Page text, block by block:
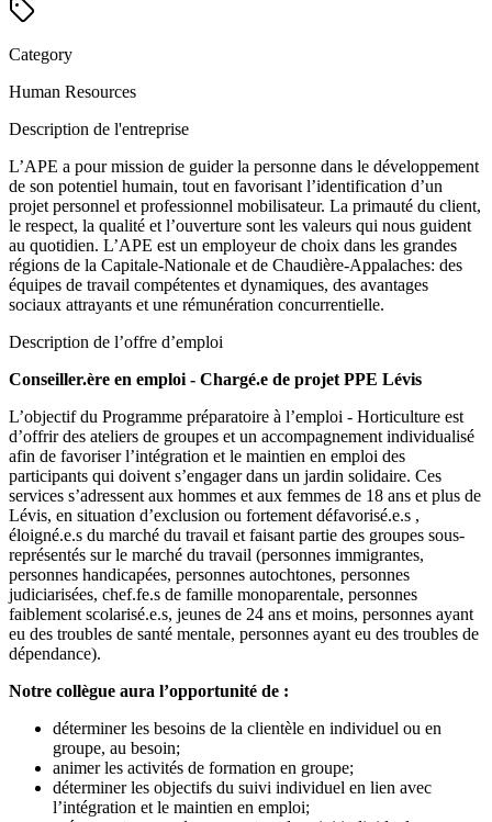
Category
Human Resources
Description de l'entreprise
L’APE a pour mission de guider la personne dans le développement
de son potentiel humain, tout en favorisant l’identification d’un
projet personnel et professionnel mobilisateur. La primauté du client,
le respect, la qualité et l’ouverture sont les valeurs qui nous guident
au quotidien. L’APE est un employeur de choix dans les grandes
régions de la Capitale-Nationale et de Chaudière-Appalaches: des
équipes de travail compétentes et dynamiques, des avantages
sociaux attrayants et une rémunération concurrentielle.
Description de l’offre d’emploi
Conseiller.ère en emploi - Chargé.e de projet PPE Lévis
L’objectif du Programme préparatoire à l’emploi - Horticulture est
d’offrir des ateliers de groupes et un accompagnement individualisé
afin de favoriser l’intégration et le maintien en emploi des
participants qui doivent s’engager dans un jardin solidaire. Ces
services s’adressent aux hommes et aux femmes de 18 ans et plus de
Lévis, en situation d’exclusion ou fortement défavorisé.e.s ,
éloigné.e.s du marché du travail et faisant partie des groupes sous-
représentés sur le marché du travail (personnes immigrantes,
personnes handicapées, personnes autochtones, personnes
judiciarisées, chef.fe.s de famille monoparentale, personnes
faiblement scolarisé.e.s, jeunes de 24 ans et moins, personnes ayant
eu des troubles de santé mentale, personnes ayant eu des troubles de
dépendance).
Notre collègue aura l’opportunité de :
déterminer les besoins de la clientèle en individuel ou en
groupe, au besoin;
animer les activités de formation en groupe;
déterminer les objectifs du suivi individuel en lien avec
l’intégration et le maintien en emploi;